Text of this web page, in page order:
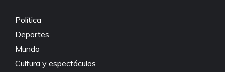
Política
Deportes
Mundo
Cultura y espectáculos